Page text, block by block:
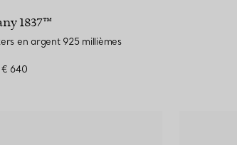
1837™
en argent 925 millièmes
€ 640